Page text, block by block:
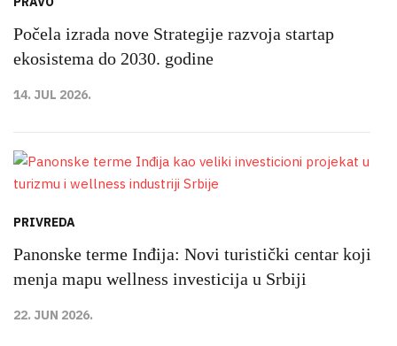
Počela izrada nove Strategije razvoja startap
ekosistema do 2030. godine
14. JUL 2026.
PRIVREDA
Panonske terme Inđija: Novi turistički centar koji
menja mapu wellness investicija u Srbiji
22. JUN 2026.